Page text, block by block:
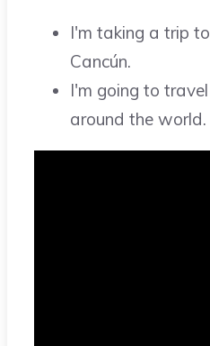
I'm taking a trip to
Cancún.
I'm going to travel
around the world.